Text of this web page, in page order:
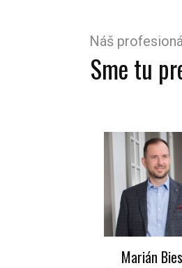
Náš
Sme tu
Marián